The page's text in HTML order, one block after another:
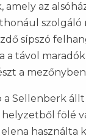
az
szolgáló
sípszó
a távol
a
Sellenberk
fölé
használta